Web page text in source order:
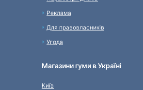
Реклама
Для правовласників
Угода
Магазини гуми в Україні
Київ